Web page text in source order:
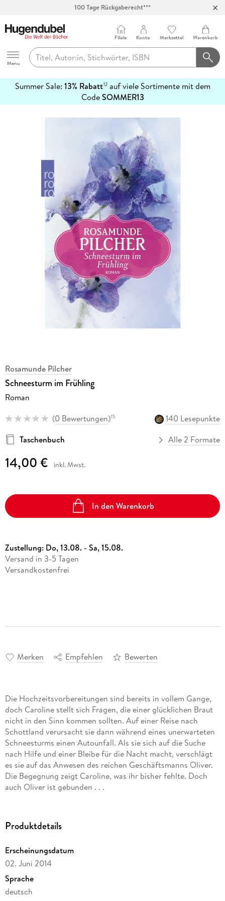
100 Tage Rückgaberecht***
Hugendubel
Menu
Filiale Konto Merkzettel Warenkorb
Summer Sale: 13% Rabatt12auf viele Sortimente mit dem
CodeSOMMER13
erfahren
Rosamunde Pilcher
Schneesturm im Frühling
Roman
(0 Bewertungen)15
140 Lesepunkte
Taschenbuch
Alle 2 Formate
14,00 € inkl. Mwst.
In den Warenkorb
Zustellung: Do, 13.08. - Sa, 15.08.
Versand in 3-5 Tagen
Versandkostenfrei
Merken Empfehlen Bewerten
Die Hochzeitsvorbereitungen sind bereits in vollem Gange,
doch Caroline stellt sich Fragen, die einer glücklichen Braut
nicht in den Sinn kommen sollten. Auf einer Reise nach
Schottland verursacht sie dann während eines unerwarteten
Schneesturms einen Autounfall. Als sie sich auf die Suche
nach Hilfe und einer Bleibe für die Nacht macht, verschlägt
es sie auf das Anwesen des reichen Geschäftsmanns Oliver.
Die Begegnung zeigt Caroline, was ihr bisher fehlte. Doch
auch Oliver ist gebunden . . .
Produktdetails
Erscheinungsdatum
02. Juni 2014
Sprache
deutsch